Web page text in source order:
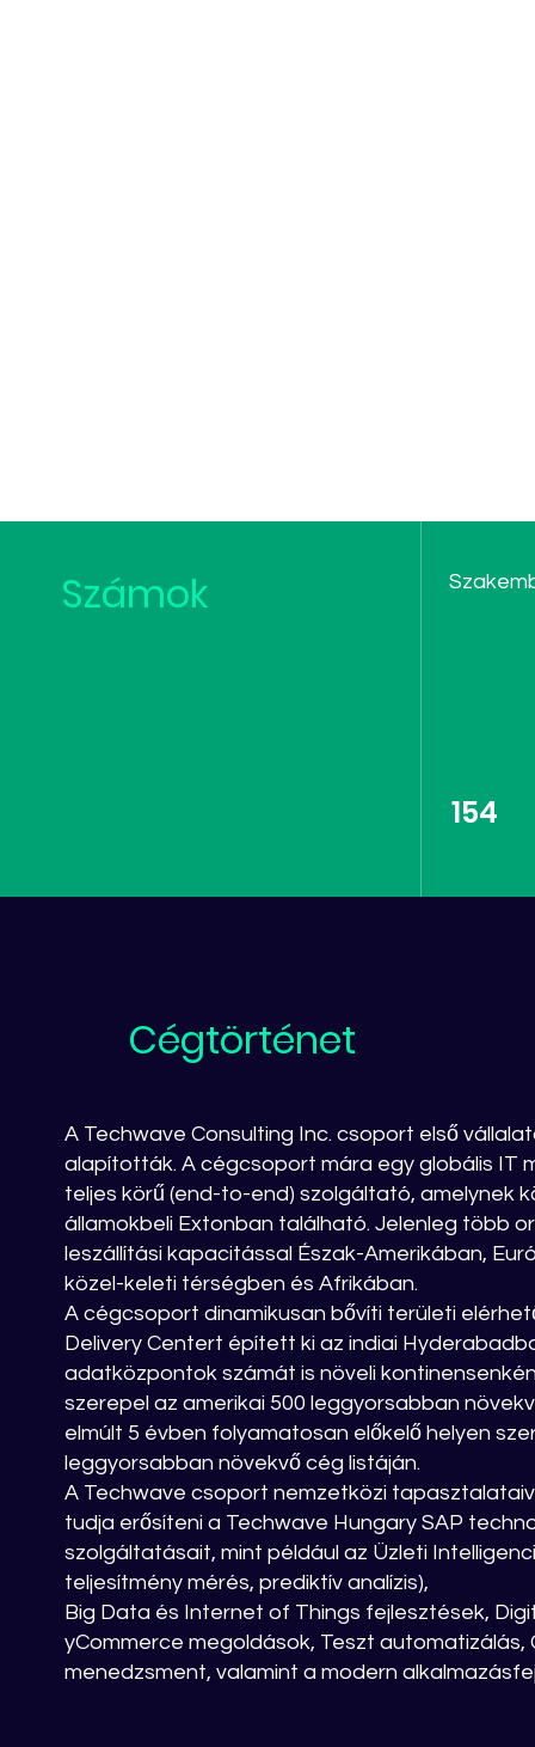
Számok
154
A Techwave Consulting Inc. csoport első
alapították. A cégcsoport mára egy globális IT
teljes körű (end-to-end) szolgáltató, amelynek
államokbeli Extonban található. Jelenleg több
leszállítási kapacitással Észak-Amerikában,
közel-keleti térségben és Afrikában.
A cégcsoport dinamikusan bővíti területi
Delivery Centert épített ki az indiai
adatközpontok számát is növeli
szerepel az amerikai 500 leggyorsabban
elmúlt 5 évben folyamatosan előkelő helyen
leggyorsabban növekvő cég listáján.
A Techwave csoport nemzetközi
tudja erősíteni a Techwave Hungary SAP
szolgáltatásait, mint például az Üzleti
teljesítmény mérés, prediktív analízis),
Big Data és Internet of Things fejlesztések,
yCommerce megoldások, Teszt automatizálás,
menedzsment, valamint a modern
Cégtörténet